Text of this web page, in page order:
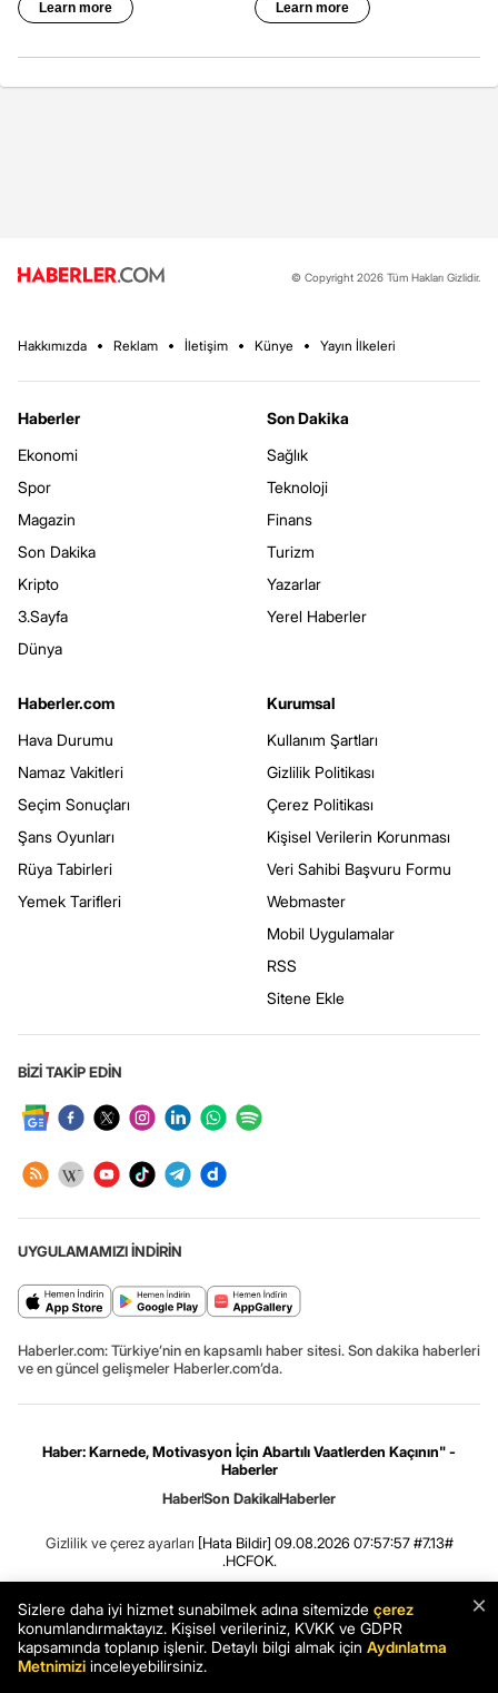
© Copyright 2026 Tüm Hakları Gizlidir.
Hakkımızda Reklam İletişim Künye Yayın İlkeleri
Haberler
Ekonomi
Spor
Magazin
Son Dakika
Kripto
3.Sayfa
Dünya
Son Dakika
Sağlık
Teknoloji
Finans
Turizm
Yazarlar
Yerel Haberler
Haberler.com
Hava Durumu
Namaz Vakitleri
Seçim Sonuçları
Şans Oyunları
Rüya Tabirleri
Yemek Tarifleri
Kurumsal
Kullanım Şartları
Gizlilik Politikası
Çerez Politikası
Kişisel Verilerin Korunması
Veri Sahibi Başvuru Formu
Webmaster
Mobil Uygulamalar
RSS
Sitene Ekle
BİZİ TAKİP EDİN
UYGULAMAMIZI İNDİRİN
Haberler.com: Türkiye’nin en kapsamlı haber sitesi. Son dakika haberleri
ve en güncel gelişmeler Haberler.com’da.
Haber: Karnede, Motivasyon İçin Abartılı Vaatlerden Kaçının" -
Haberler
HaberSon DakikaHaberler
Gizlilik ve çerez ayarları [Hata Bildir] 09.08.2026 07:57:57 #7.13#
.HCFOK.
×
Sizlere daha iyi hizmet sunabilmek adına sitemizde çerez
konumlandırmaktayız. Kişisel verileriniz, KVKK ve GDPR
kapsamında toplanıp işlenir. Detaylı bilgi almak için Aydınlatma
Metnimizi inceleyebilirsiniz.